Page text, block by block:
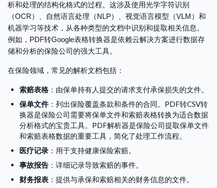
析和处理的结构化格式的过程。这涉及使用光学字符识别
（OCR）、自然语言处理（NLP）、视觉语言模型（VLM）和
机器学习等技术，从各种类型的文档中识别和提取相关信息。
例如，PDF转Google表格转换器是依赖云解决方案进行数据存
储和分析的保险公司的强大工具。
在保险领域，常见的解析文档包括：
索赔表格：由保单持有人提交的请求支付承保损失的文件。
保单文件：列出保险覆盖条款和条件的合同。PDF转CSV转
换器是保险公司需要将保单文件和索赔表格转换为适合数据
分析格式的宝贵工具。PDF解析器是保险公司提取保单文件
和索赔表格数据的重要工具，简化了处理工作流程。
医疗记录 ：用于支持健康保险索赔。
事故报告 ：详细记录导致索赔的事件。
财务报表 ：提供与承保和索赔相关的财务信息的文件。